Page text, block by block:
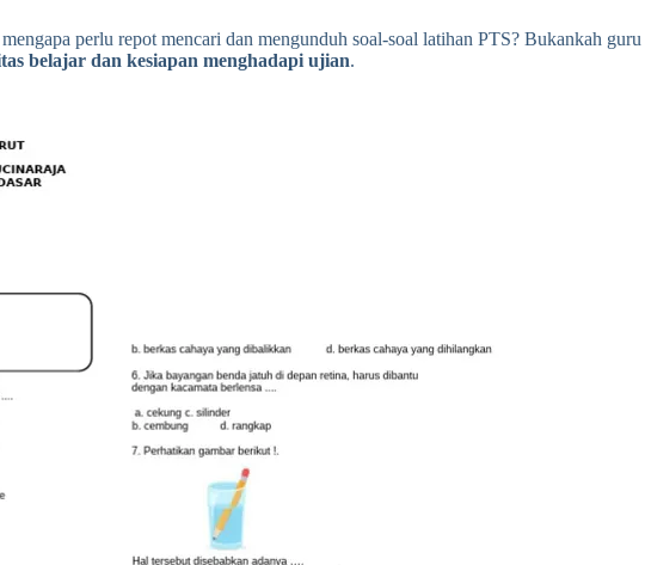
perlu repot mencari dan mengunduh soal-soal latihan PTS? Bukankah
belajar dan kesiapan menghadapi ujian.